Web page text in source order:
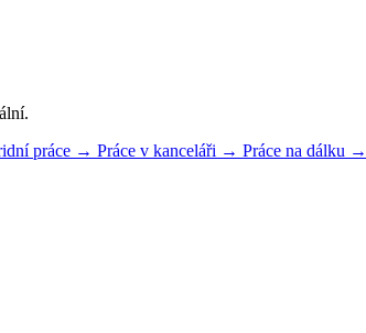
práce → Práce v kanceláři → Práce na dálku →